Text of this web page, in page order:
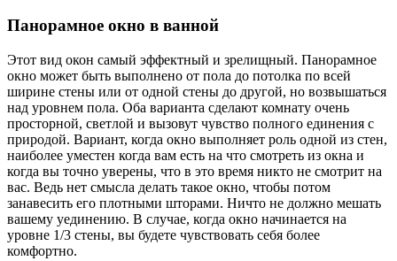
Панорамное окно в ванной
Этот вид окон самый эффектный и зрелищный. Панорамное
окно может быть выполнено от пола до потолка по всей
ширине стены или от одной стены до другой, но возвышаться
над уровнем пола. Оба варианта сделают комнату очень
просторной, светлой и вызовут чувство полного единения с
природой. Вариант, когда окно выполняет роль одной из стен,
наиболее уместен когда вам есть на что смотреть из окна и
когда вы точно уверены, что в это время никто не смотрит на
вас. Ведь нет смысла делать такое окно, чтобы потом
занавесить его плотными шторами. Ничто не должно мешать
вашему уединению. В случае, когда окно начинается на
уровне 1/3 стены, вы будете чувствовать себя более
комфортно.